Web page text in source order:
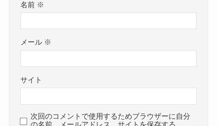
名前 ※
メール ※
サイト
次回のコメントで使用するためブラウザーに自分